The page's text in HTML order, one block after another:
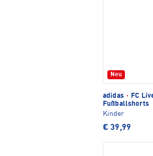
Neu
adidas ·
FC
Fußballshorts
Kinder
€ 39,99